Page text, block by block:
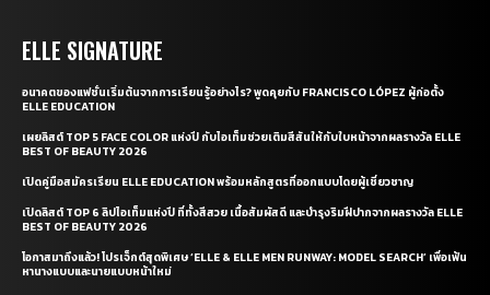
ELLE SIGNATURE
อนาคตของแฟชั่นเริ่มต้นจากการเรียนรู้อย่างไร? พูดคุยกับ FRANCISCO LÓPEZ ผู้ก่อตั้ง
ELLE EDUCATION
เผยลิสต์ TOP 5 FACE COLOR แห่งปี กับไอเท็มช่วยเติมสีสันให้กับใบหน้าจากผลรางวัล ELLE
BEST OF BEAUTY 2026
เปิดคู่มือสมัครเรียน ELLE EDUCATION พร้อมหลักสูตรที่ออกแบบโดยผู้เชี่ยวชาญ
เปิดลิสต์ TOP 6 ลิปไอเท็มแห่งปี ที่ทั้งสีสวย เนื้อสัมผัสดี และบำรุงริมฝีปากจากผลรางวัล ELLE
BEST OF BEAUTY 2026
โอกาสมาถึงแล้ว! โปรเจ็กต์สุดพิเศษ ‘ELLE & ELLE MEN RUNWAY: MODEL SEARCH’ เพื่อเฟ้น
หานางแบบและนายแบบหน้าใหม่